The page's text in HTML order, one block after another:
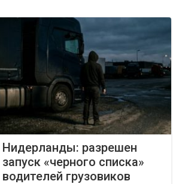
Нидерланды: разрешен
запуск «черного списка»
водителей грузовиков